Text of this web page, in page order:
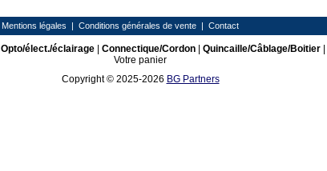
Mentions légales | Conditions générales de vente | Contact
Opto/élect./éclairage| Connectique/Cordon| Quincaille/Câblage/Boitier|
Votre panier
Copyright © 2025-2026 BG Partners